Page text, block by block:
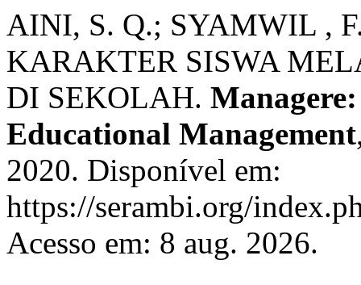
AINI, S. Q.; SYAMWIL ,
KARAKTER SISWA
DI SEKOLAH.
Educational Management
2020. Disponível em:
https://serambi.org/
Acesso em: 8 aug. 2026.